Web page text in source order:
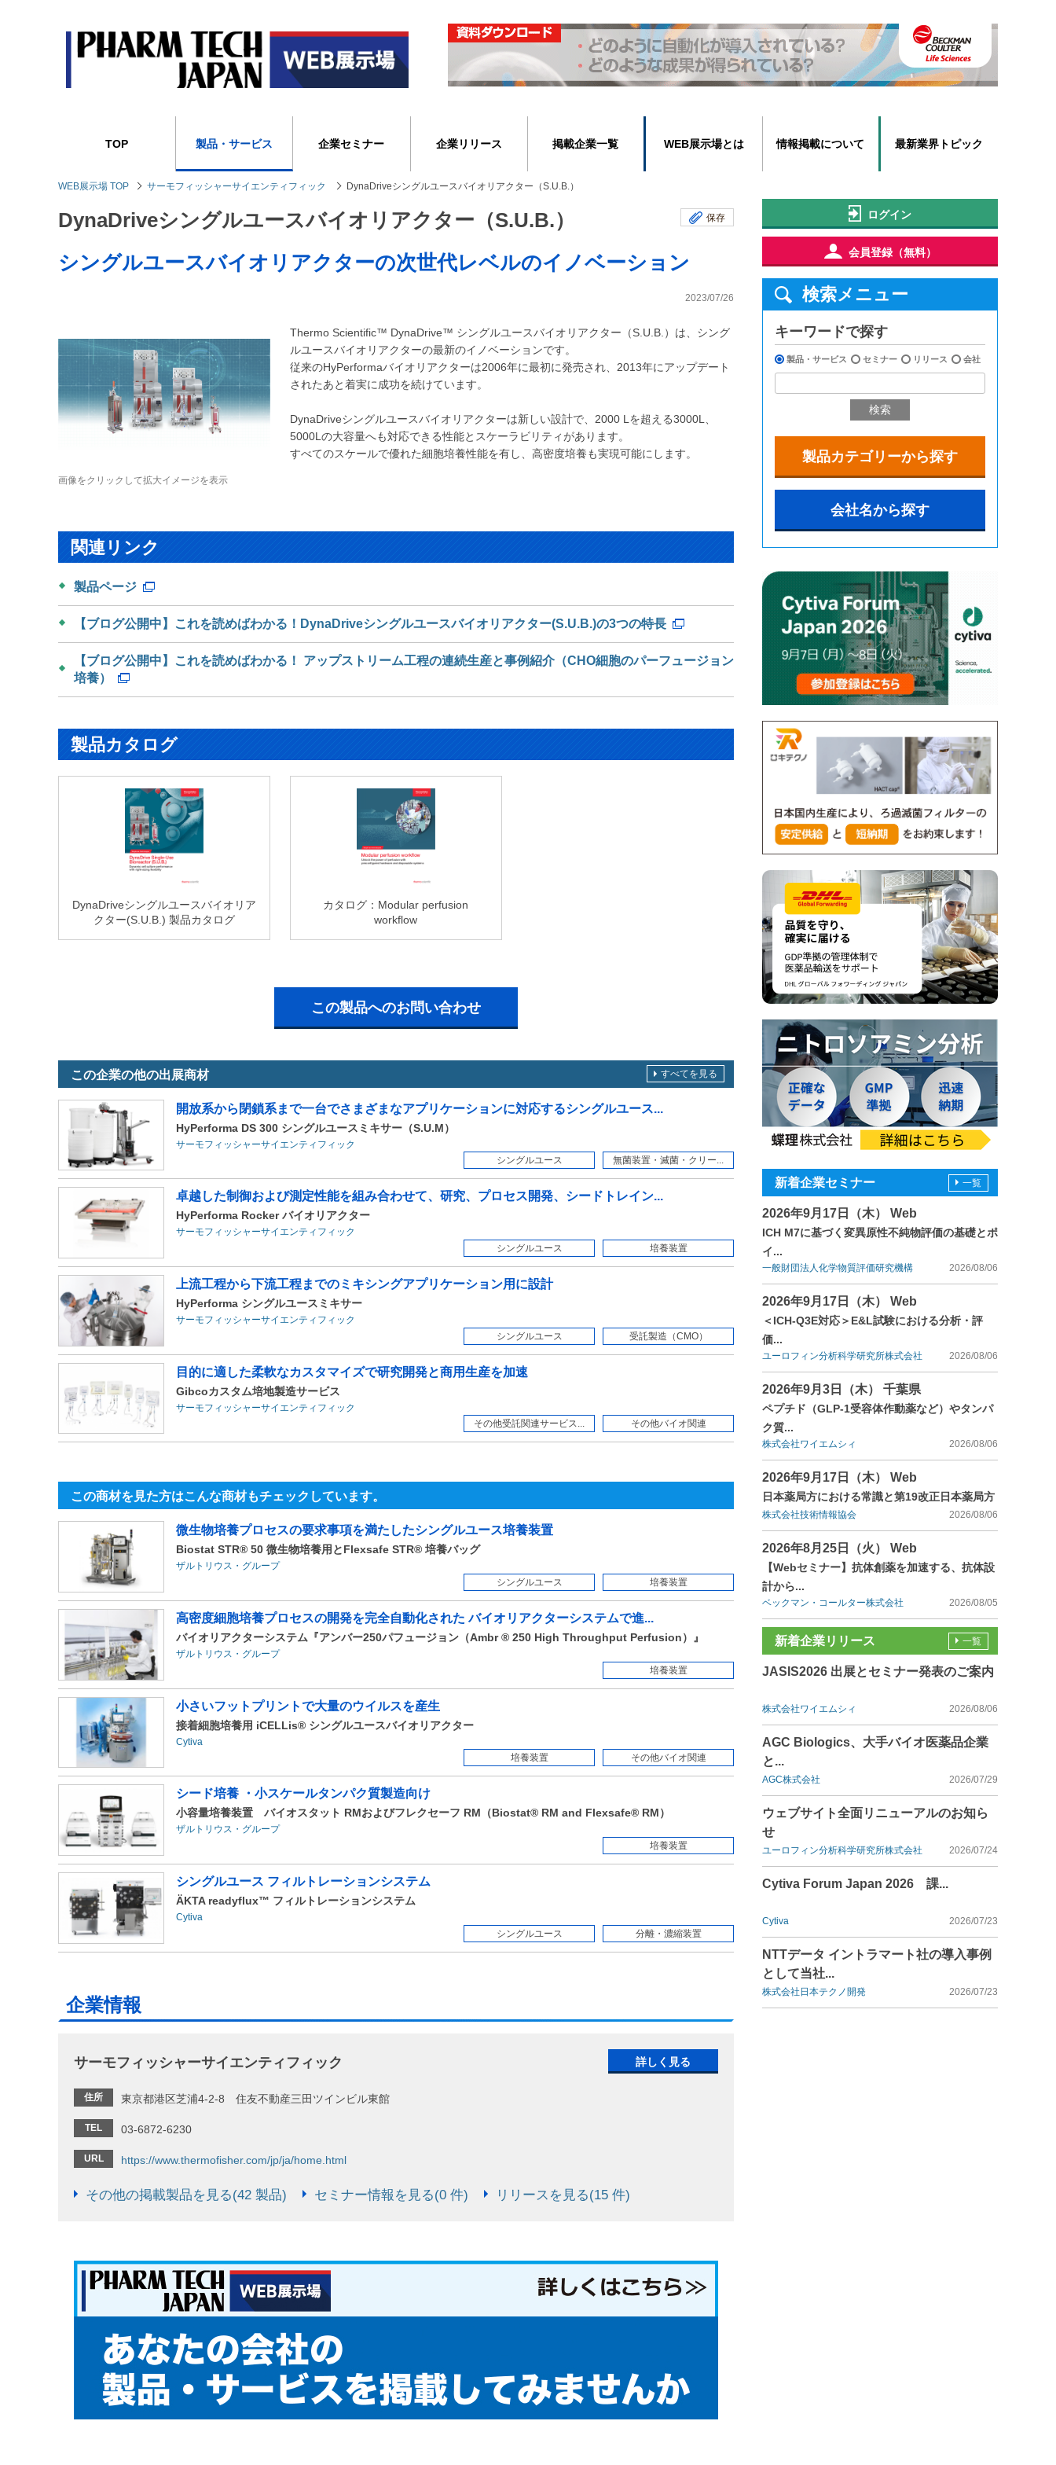
TOP 製品・サービス 企業セミナー 企業リリース 掲載企業一覧 WEB展示場とは 情報掲載について 最新業界トピック
WEB展示場 TOP サーモフィッシャーサイエンティフィック DynaDriveシングルユースバイオリアクター（S.U.B.）
DynaDriveシングルユースバイオリアクター（S.U.B.） 保存
シングルユースバイオリアクターの次世代レベルのイノベーション
2023/07/26
画像をクリックして拡大イメージを表示
Thermo Scientific™ DynaDrive™ シングルユースバイオリアクター（S.U.B.）は、シング
ルユースバイオリアクターの最新のイノベーションです。
従来のHyPerformaバイオリアクターは2006年に最初に発売され、2013年にアップデート
されたあと着実に成功を続けています。
DynaDriveシングルユースバイオリアクターは新しい設計で、2000 Lを超える3000L、
5000Lの大容量へも対応できる性能とスケーラビリティがあります。
すべてのスケールで優れた細胞培養性能を有し、高密度培養も実現可能にします。
関連リンク
製品ページ
【ブログ公開中】これを読めばわかる！DynaDriveシングルユースバイオリアクター(S.U.B.)の3つの特長
【ブログ公開中】これを読めばわかる！ アップストリーム工程の連続生産と事例紹介（CHO細胞のパーフュージョン
培養）
製品カタログ
DynaDriveシングルユースバイオリア
クター(S.U.B.) 製品カタログ
カタログ：Modular perfusion
workflow
この製品へのお問い合わせ
この企業の他の出展商材
開放系から閉鎖系まで一台でさまざまなアプリケーションに対応するシングルユース...
HyPerforma DS 300 シングルユースミキサー（S.U.M）
サーモフィッシャーサイエンティフィック
シングルユース
無菌装置・滅菌・クリー...
卓越した制御および測定性能を組み合わせて、研究、プロセス開発、シードトレイン...
HyPerforma Rocker バイオリアクター
サーモフィッシャーサイエンティフィック
シングルユース
培養装置
上流工程から下流工程までのミキシングアプリケーション用に設計
HyPerforma シングルユースミキサー
サーモフィッシャーサイエンティフィック
シングルユース
受託製造（CMO）
目的に適した柔軟なカスタマイズで研究開発と商用生産を加速
Gibcoカスタム培地製造サービス
サーモフィッシャーサイエンティフィック
その他受託関連サービス...
その他バイオ関連
すべてを見る
この商材を見た方はこんな商材もチェックしています。
微生物培養プロセスの要求事項を満たしたシングルユース培養装置
Biostat STR® 50 微生物培養用とFlexsafe STR® 培養バッグ
ザルトリウス・グループ
シングルユース
培養装置
高密度細胞培養プロセスの開発を完全自動化された バイオリアクターシステムで進...
バイオリアクターシステム『アンバー250パフュージョン（Ambr ® 250 High Throughput Perfusion）』
ザルトリウス・グループ
培養装置
小さいフットプリントで大量のウイルスを産生
接着細胞培養用 iCELLis® シングルユースバイオリアクター
Cytiva
培養装置
その他バイオ関連
シード培養 ・小スケールタンパク質製造向け
小容量培養装置 バイオスタット RMおよびフレクセーフ RM（Biostat® RM and Flexsafe® RM）
ザルトリウス・グループ
培養装置
シングルユース フィルトレーションシステム
ÄKTA readyflux™ フィルトレーションシステム
Cytiva
シングルユース
分離・濃縮装置
企業情報
サーモフィッシャーサイエンティフィック
住所 東京都港区芝浦4-2-8 住友不動産三田ツインビル東館
TEL 03-6872-6230
URL https://www.thermofisher.com/jp/ja/home.html
その他の掲載製品を見る(42 製品) セミナー情報を見る(0 件) リリースを見る(15 件)
詳しく見る
ログイン
会員登録（無料）
検索メニュー
キーワードで探す
製品・サービス セミナー リリース 会社
検索
製品カテゴリーから探す
会社名から探す
新着企業セミナー
2026年9月17日（木） Web
ICH M7に基づく変異原性不純物評価の基礎とポ
イ...
一般財団法人化学物質評価研究機構 2026/08/06
2026年9月17日（木） Web
＜ICH-Q3E対応＞E&L試験における分析・評
価...
ユーロフィン分析科学研究所株式会社 2026/08/06
2026年9月3日（木） 千葉県
ペプチド（GLP-1受容体作動薬など）やタンパ
ク質...
株式会社ワイエムシィ 2026/08/06
2026年9月17日（木） Web
日本薬局方における常識と第19改正日本薬局方
株式会社技術情報協会 2026/08/06
2026年8月25日（火） Web
【Webセミナー】抗体創薬を加速する、抗体設
計から...
ベックマン・コールター株式会社 2026/08/05
一覧
新着企業リリース
JASIS2026 出展とセミナー発表のご案内
株式会社ワイエムシィ 2026/08/06
AGC Biologics、大手バイオ医薬品企業
と...
AGC株式会社 2026/07/29
ウェブサイト全面リニューアルのお知ら
せ
ユーロフィン分析科学研究所株式会社 2026/07/24
Cytiva Forum Japan 2026 課...
Cytiva 2026/07/23
NTTデータ イントラマート社の導入事例
として当社...
株式会社日本テクノ開発 2026/07/23
一覧